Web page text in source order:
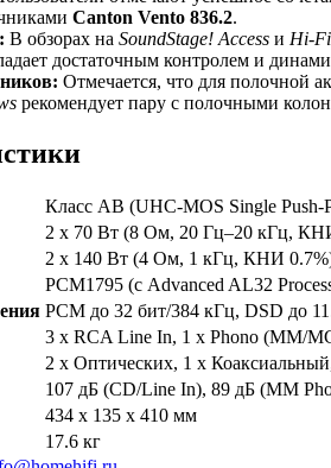
Canton Vento 836.2.
В обзорах на SoundStage! Access и Hi-
достаточным контролем и
Отмечается, что для полочной
рекомендует пару с полочными
Класс AB (UHC-MOS Single Push-
2 x 70 Вт (8 Ом, 20 Гц–20 кГц,
2 x 140 Вт (4 Ом, 1 кГц, КНИ
PCM1795 (с Advanced AL32
PCM до 32 бит/384 кГц, DSD до
3 x RCA Line In, 1 x Phono (MM/
2 x Оптических, 1 x
107 дБ (CD/Line In), 89 дБ (MM
434 x 135 x 410 мм
17.6 кг